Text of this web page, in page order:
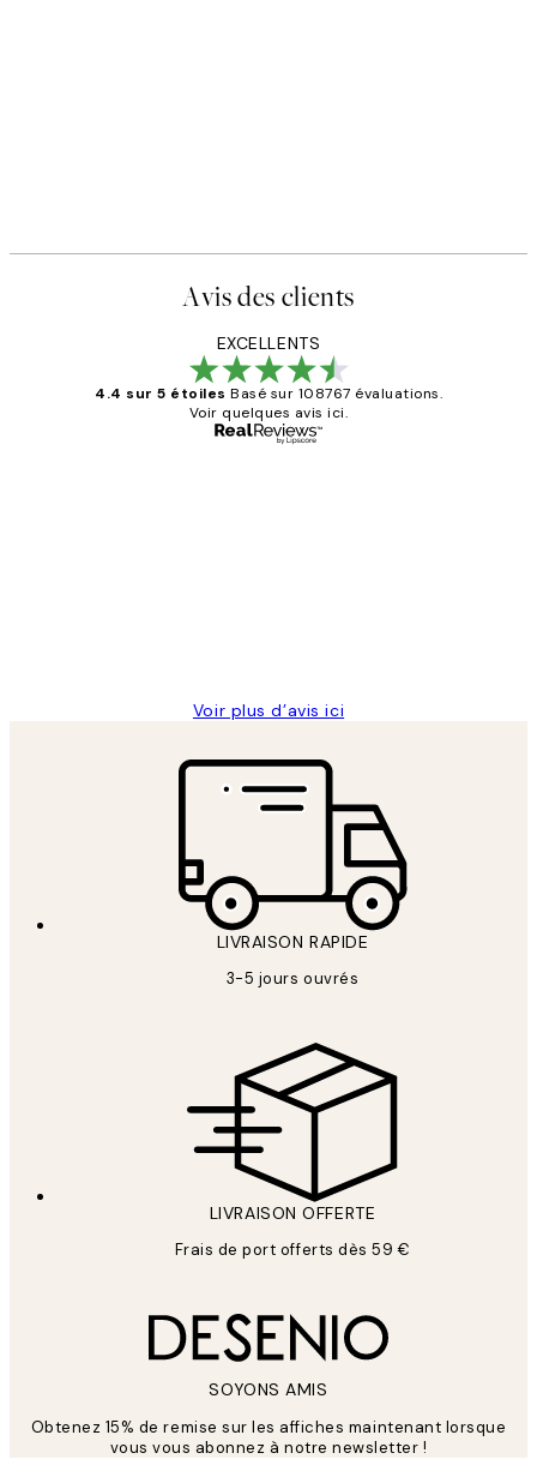
Avis des clients
EXCELLENTS
4.4 sur 5 étoiles Basé sur 108767 évaluations.
Voir quelques avis ici.
Voir plus d’avis ici
LIVRAISON RAPIDE
3-5 jours ouvrés
LIVRAISON OFFERTE
Frais de port offerts dès 59 €
SOYONS AMIS
Obtenez 15% de remise sur les affiches maintenant lorsque
vous vous abonnez à notre newsletter !